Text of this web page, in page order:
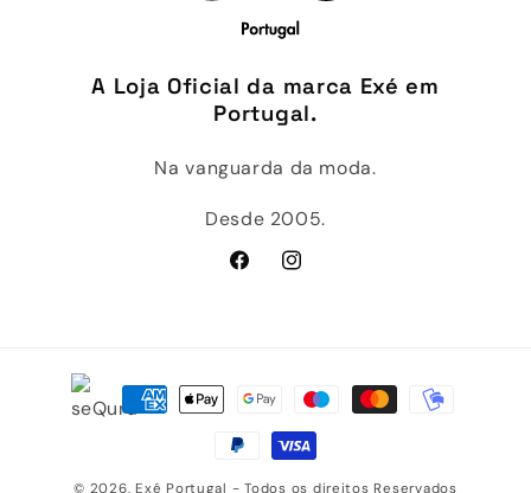
A Loja Oficial da marca Exé em
Portugal.
Na vanguarda da moda.
Desde 2005.
FacebookInstagram
Métodos
© 2026, Exé Portugal - Todos os direitos Reservados